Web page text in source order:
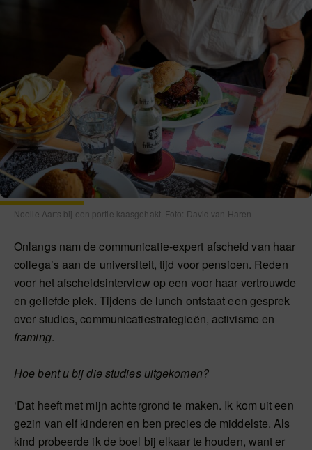
Noelle Aarts bij een portie kaasgehakt. Foto: David van Haren
Onlangs nam de communicatie-expert afscheid van haar
collega’s aan de universiteit, tijd voor pensioen. Reden
voor het afscheidsinterview op een voor haar vertrouwde
en geliefde plek. Tijdens de lunch ontstaat een gesprek
over studies, communicatiestrategieën, activisme en
framing.
Hoe bent u bij die studies uitgekomen?
‘Dat heeft met mijn achtergrond te maken. Ik kom uit een
gezin van elf kinderen en ben precies de middelste. Als
kind probeerde ik de boel bij elkaar te houden, want er